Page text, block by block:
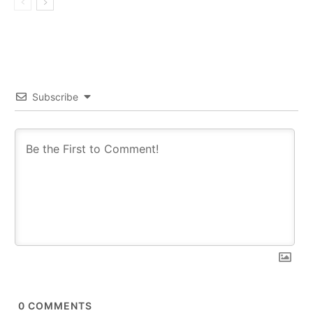
Subscribe
0 COMMENTS